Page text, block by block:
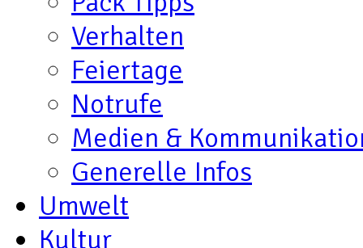
Verhalten
Feiertage
Notrufe
Medien &
Generelle Infos
Umwelt
Kultur